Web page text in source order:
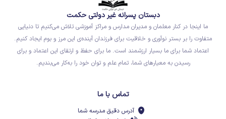
دبستان پسرانه غیر دولتی حکمت
ما اینجا در کنار معلمان و مدیران مدارس و مراکز آموزشی تلاش می‌کنیم تا دنیایی
متفاوت را بر بستر نوآوری و خلاقیت برای فرزندان آینده‌ی این مرز و بوم ایجاد کنیم.
اعتماد شما برای ما بسیار ارزشمند است. ما برای حفظ و ارتقای این اعتماد و برای
رسیدن به معیارهای شما، تمام علم و توان خود را به‌کار می‌بندیم.
تماس با ما
آدرس دقیق مدرسه شما